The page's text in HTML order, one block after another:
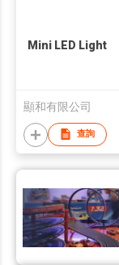
Mini LED Light
顯和有限公司
查詢